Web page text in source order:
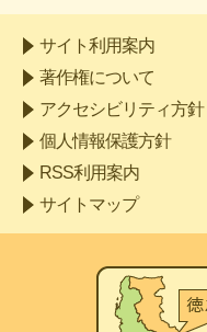
サイト利用案内
著作権について
アクセシビリティ方針
個人情報保護方針
RSS利用案内
サイトマップ